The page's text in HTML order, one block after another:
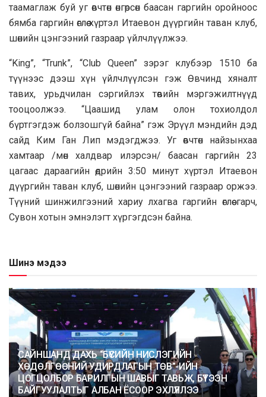
таамаглаж буй уг өвчтөн өнгөрсөн баасан гаргийн оройноос
бямба гаргийн өглөө хүртэл Итаевон дүүргийн таван клуб,
шөнийн цэнгээний газраар үйлчлүүлжээ.
“King”, “Trunk”, “Club Queen” зэрэг клубээр 1510 ба
түүнээс дээш хүн үйлчлүүлсэн гэж Өвчинд хяналт
тавих, урьдчилан сэргийлэх төвийн мэргэжилтнүүд
тооцоолжээ. “Цаашид улам олон тохиолдол
бүртгэгдэж болзошгүй байна” гэж Эрүүл мэндийн дэд
сайд Ким Ган Лип мэдэгджээ. Уг өвчтөн найзынхаа
хамтаар /мөн халдвар илэрсэн/ баасан гаргийн 23
цагаас дараагийн өдрийн 3:50 минут хүртэл Итаевон
дүүргийн таван клуб, шөнийн цэнгээний газраар оржээ.
Түүний шинжилгээний хариу лхагва гаргийн өглөө гарч,
Сувон хотын эмнэлэгт хүргэгдсэн байна.
Шинэ мэдээ
САЙНШАНД ДАХЬ “БҮСИЙН НИСЛЭГИЙН
ХӨДӨЛГӨӨНИЙ УДИРДЛАГЫН ТӨВ”-ИЙН
ЦОГЦОЛБОР БАРИЛГЫН ШАВЫГ ТАВЬЖ, БҮТЭЭН
БАЙГУУЛАЛТЫГ АЛБАН ЁСООР ЭХЛҮҮЛЛЭЭ